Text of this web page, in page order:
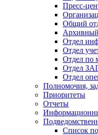
Пресс-
Общий
Отдел
Отдел
Отдел по
Отдел
Отдел
Полномочия,
Приоритеты
Отчеты
Список